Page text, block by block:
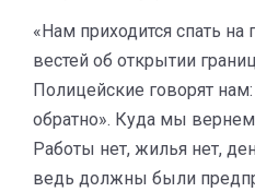
«Нам приходится спать на
вестей об открытии
Полицейские говорят
обратно». Куда мы
Работы нет, жилья нет,
ведь должны были